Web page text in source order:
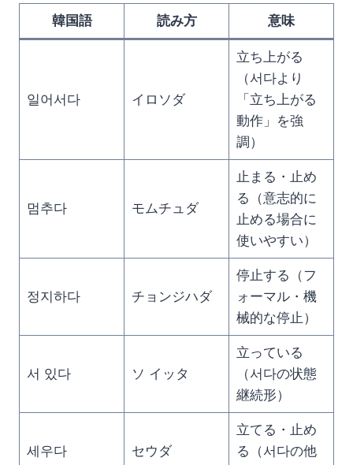
韓国語 読み方 意味
일어서다 イロソダ
立ち上がる
（서다より
「立ち上がる
動作」を強
調）
멈추다 モムチュダ
止まる・止め
る（意志的に
止める場合に
使いやすい）
정지하다 チョンジハダ
停止する（フ
ォーマル・機
械的な停止）
서 있다 ソ イッタ
立っている
（서다の状態
継続形）
세우다 セウダ
立てる・止め
る（서다の他